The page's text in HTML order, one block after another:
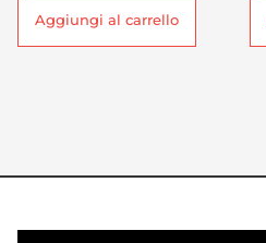
Aggiungi al carrello